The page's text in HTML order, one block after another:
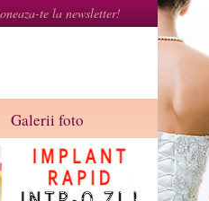
te la newsletter!
Galerii foto